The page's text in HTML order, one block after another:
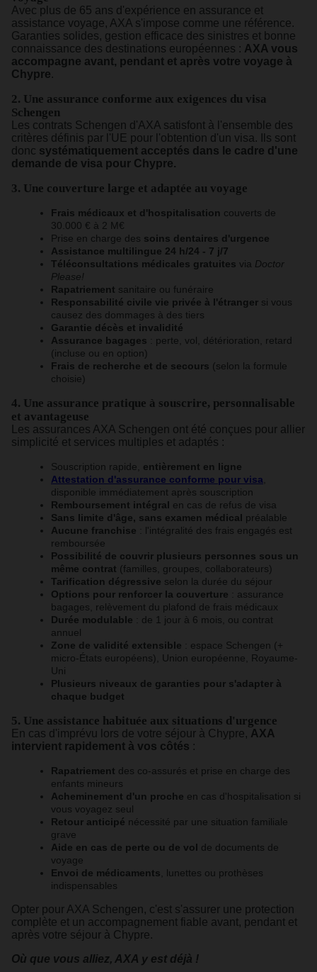
Avec plus de 65 ans d'expérience en assurance et
assistance voyage, AXA s'impose comme une référence.
Garanties solides, gestion efficace des sinistres et bonne
connaissance des destinations européennes : AXA vous
accompagne avant, pendant et après votre voyage à
Chypre.
2. Une assurance conforme aux exigences du visa
Schengen
Les contrats Schengen d'AXA satisfont à l'ensemble des
critères définis par l'UE pour l'obtention d'un visa. Ils sont
donc systématiquement acceptés dans le cadre d'une
demande de visa pour Chypre.
3. Une couverture large et adaptée au voyage
Frais médicaux et d'hospitalisation couverts de
30.000 € à 2 M€
Prise en charge des soins dentaires d'urgence
Assistance multilingue 24 h/24 - 7 j/7
Téléconsultations médicales gratuites via Doctor
Please!
Rapatriement sanitaire ou funéraire
Responsabilité civile vie privée à l'étranger si vous
causez des dommages à des tiers
Garantie décès et invalidité
Assurance bagages : perte, vol, détérioration, retard
(incluse ou en option)
Frais de recherche et de secours (selon la formule
choisie)
4. Une assurance pratique à souscrire, personnalisable
et avantageuse
Les assurances AXA Schengen ont été conçues pour allier
simplicité et services multiples et adaptés :
Souscription rapide, entièrement en ligne
Attestation d'assurance conforme pour visa
disponible immédiatement après souscription
Remboursement intégral en cas de refus de visa
Sans limite d'âge, sans examen médical préalable
Aucune franchise : l'intégralité des frais engagés est
remboursée
Possibilité de couvrir plusieurs personnes sous un
même contrat (familles, groupes, collaborateurs)
Tarification dégressive selon la durée du séjour
Options pour renforcer la couverture : assurance
bagages, relèvement du plafond de frais médicaux
Durée modulable : de 1 jour à 6 mois, ou contrat
annuel
Zone de validité extensible : espace Schengen (+
micro-États européens), Union européenne, Royaume-
Uni
Plusieurs niveaux de garanties pour s'adapter à
chaque budget
5. Une assistance habituée aux situations d'urgence
En cas d'imprévu lors de votre séjour à Chypre, AXA
intervient rapidement à vos côtés :
Rapatriement des co-assurés et prise en charge des
enfants mineurs
Acheminement d'un proche en cas d'hospitalisation si
vous voyagez seul
Retour anticipé nécessité par une situation familiale
grave
Aide en cas de perte ou de vol de documents de
voyage
Envoi de médicaments , lunettes ou prothèses
indispensables
Opter pour AXA Schengen, c'est s'assurer une protection
complète et un accompagnement fiable avant, pendant et
après votre séjour à Chypre.
Où que vous alliez, AXA y est déjà !